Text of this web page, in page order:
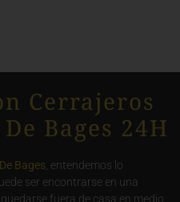
Cerrajeros
Bages 24H
Bages, entendemos lo
ser encontrarse en una
fuera de casa en medio